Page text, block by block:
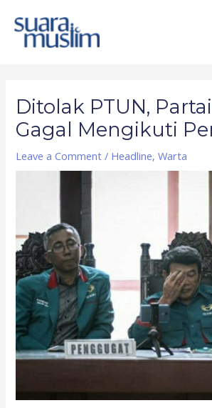
content
Ditolak PTUN,
Gagal Mengikuti
Leave a Comment / Headline,Warta